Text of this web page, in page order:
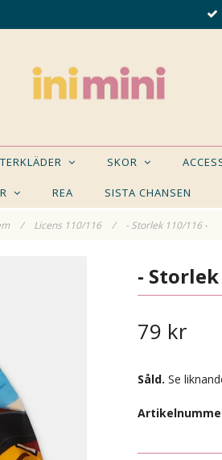
SKOR
REA SISTA CHANSEN
/ Licens 110/116 / - Storlek 110/116 -
DESSA PRODUKTER KAN
-
79 kr
Såld. Se